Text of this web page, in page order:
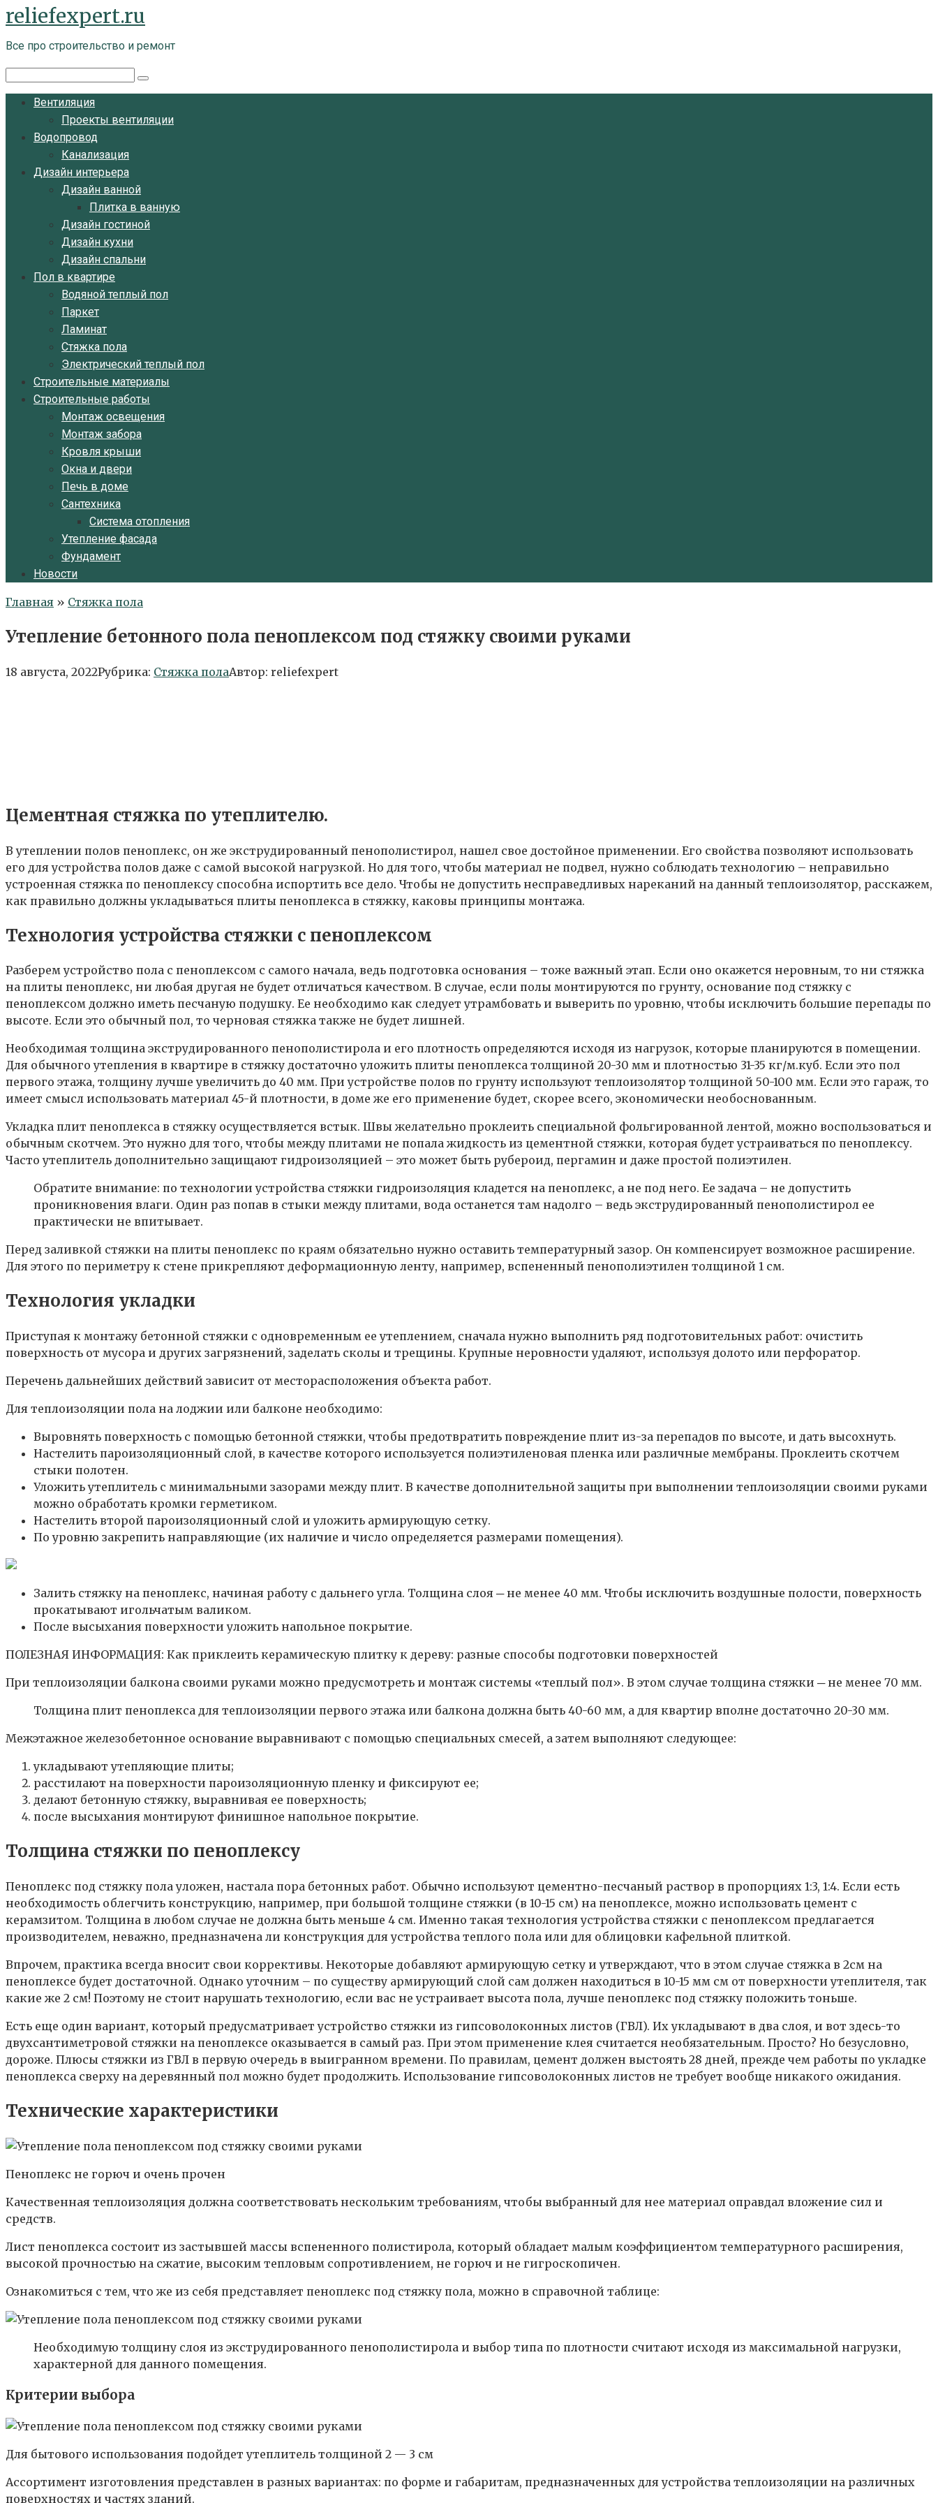
Перейти
к
контенту
reliefexpert.ru
Все про строительство и ремонт
Вентиляция
Проекты вентиляции
Водопровод
Канализация
Дизайн интерьера
Дизайн ванной
Плитка в ванную
Дизайн гостиной
Дизайн кухни
Дизайн спальни
Пол в квартире
Водяной теплый пол
Паркет
Ламинат
Стяжка пола
Электрический теплый пол
Строительные материалы
Строительные работы
Монтаж освещения
Монтаж забора
Кровля крыши
Окна и двери
Печь в доме
Сантехника
Система отопления
Утепление фасада
Фундамент
Новости
Главная » Стяжка пола
Утепление бетонного пола пеноплексом под стяжку своими руками
18 августа, 2022Рубрика: Стяжка полаАвтор: reliefexpert
Цементная стяжка по утеплителю.
В утеплении полов пеноплекс, он же экструдированный пенополистирол, нашел свое достойное применении. Его свойства позволяют использовать
его для устройства полов даже с самой высокой нагрузкой. Но для того, чтобы материал не подвел, нужно соблюдать технологию – неправильно
устроенная стяжка по пеноплексу способна испортить все дело. Чтобы не допустить несправедливых нареканий на данный теплоизолятор, расскажем,
как правильно должны укладываться плиты пеноплекса в стяжку, каковы принципы монтажа.
Технология устройства стяжки с пеноплексом
Разберем устройство пола с пеноплексом с самого начала, ведь подготовка основания – тоже важный этап. Если оно окажется неровным, то ни стяжка
на плиты пеноплекс, ни любая другая не будет отличаться качеством. В случае, если полы монтируются по грунту, основание под стяжку с
пеноплексом должно иметь песчаную подушку. Ее необходимо как следует утрамбовать и выверить по уровню, чтобы исключить большие перепады по
высоте. Если это обычный пол, то черновая стяжка также не будет лишней.
Необходимая толщина экструдированного пенополистирола и его плотность определяются исходя из нагрузок, которые планируются в помещении.
Для обычного утепления в квартире в стяжку достаточно уложить плиты пеноплекса толщиной 20-30 мм и плотностью 31-35 кг/м.куб. Если это пол
первого этажа, толщину лучше увеличить до 40 мм. При устройстве полов по грунту используют теплоизолятор толщиной 50-100 мм. Если это гараж, то
имеет смысл использовать материал 45-й плотности, в доме же его применение будет, скорее всего, экономически необоснованным.
Укладка плит пеноплекса в стяжку осуществляется встык. Швы желательно проклеить специальной фольгированной лентой, можно воспользоваться и
обычным скотчем. Это нужно для того, чтобы между плитами не попала жидкость из цементной стяжки, которая будет устраиваться по пеноплексу.
Часто утеплитель дополнительно защищают гидроизоляцией – это может быть рубероид, пергамин и даже простой полиэтилен.
Обратите внимание: по технологии устройства стяжки гидроизоляция кладется на пеноплекс, а не под него. Ее задача – не допустить
проникновения влаги. Один раз попав в стыки между плитами, вода останется там надолго – ведь экструдированный пенополистирол ее
практически не впитывает.
Перед заливкой стяжки на плиты пеноплекс по краям обязательно нужно оставить температурный зазор. Он компенсирует возможное расширение.
Для этого по периметру к стене прикрепляют деформационную ленту, например, вспененный пенополиэтилен толщиной 1 см.
Технология укладки
Приступая к монтажу бетонной стяжки с одновременным ее утеплением, сначала нужно выполнить ряд подготовительных работ: очистить
поверхность от мусора и других загрязнений, заделать сколы и трещины. Крупные неровности удаляют, используя долото или перфоратор.
Перечень дальнейших действий зависит от месторасположения объекта работ.
Для теплоизоляции пола на лоджии или балконе необходимо:
Выровнять поверхность с помощью бетонной стяжки, чтобы предотвратить повреждение плит из-за перепадов по высоте, и дать высохнуть.
Настелить пароизоляционный слой, в качестве которого используется полиэтиленовая пленка или различные мембраны. Проклеить скотчем
стыки полотен.
Уложить утеплитель с минимальными зазорами между плит. В качестве дополнительной защиты при выполнении теплоизоляции своими руками
можно обработать кромки герметиком.
Настелить второй пароизоляционный слой и уложить армирующую сетку.
По уровню закрепить направляющие (их наличие и число определяется размерами помещения).
Залить стяжку на пеноплекс, начиная работу с дальнего угла. Толщина слоя ─ не менее 40 мм. Чтобы исключить воздушные полости, поверхность
прокатывают игольчатым валиком.
После высыхания поверхности уложить напольное покрытие.
ПОЛЕЗНАЯ ИНФОРМАЦИЯ: Как приклеить керамическую плитку к дереву: разные способы подготовки поверхностей
При теплоизоляции балкона своими руками можно предусмотреть и монтаж системы «теплый пол». В этом случае толщина стяжки ─ не менее 70 мм.
Толщина плит пеноплекса для теплоизоляции первого этажа или балкона должна быть 40-60 мм, а для квартир вполне достаточно 20-30 мм.
Межэтажное железобетонное основание выравнивают с помощью специальных смесей, а затем выполняют следующее:
укладывают утепляющие плиты;
расстилают на поверхности пароизоляционную пленку и фиксируют ее;
делают бетонную стяжку, выравнивая ее поверхность;
после высыхания монтируют финишное напольное покрытие.
Толщина стяжки по пеноплексу
Пеноплекс под стяжку пола уложен, настала пора бетонных работ. Обычно используют цементно-песчаный раствор в пропорциях 1:3, 1:4. Если есть
необходимость облегчить конструкцию, например, при большой толщине стяжки (в 10-15 см) на пеноплексе, можно использовать цемент с
керамзитом. Толщина в любом случае не должна быть меньше 4 см. Именно такая технология устройства стяжки с пеноплексом предлагается
производителем, неважно, предназначена ли конструкция для устройства теплого пола или для облицовки кафельной плиткой.
Впрочем, практика всегда вносит свои коррективы. Некоторые добавляют армирующую сетку и утверждают, что в этом случае стяжка в 2см на
пеноплексе будет достаточной. Однако уточним – по существу армирующий слой сам должен находиться в 10-15 мм см от поверхности утеплителя, так
какие же 2 см! Поэтому не стоит нарушать технологию, если вас не устраивает высота пола, лучше пеноплекс под стяжку положить тоньше.
Есть еще один вариант, который предусматривает устройство стяжки из гипсоволоконных листов (ГВЛ). Их укладывают в два слоя, и вот здесь-то
двухсантиметровой стяжки на пеноплексе оказывается в самый раз. При этом применение клея считается необязательным. Просто? Но безусловно,
дороже. Плюсы стяжки из ГВЛ в первую очередь в выигранном времени. По правилам, цемент должен выстоять 28 дней, прежде чем работы по укладке
пеноплекса сверху на деревянный пол можно будет продолжить. Использование гипсоволоконных листов не требует вообще никакого ожидания.
Технические характеристики
Пеноплекс не горюч и очень прочен
Качественная теплоизоляция должна соответствовать нескольким требованиям, чтобы выбранный для нее материал оправдал вложение сил и
средств.
Лист пеноплекса состоит из застывшей массы вспененного полистирола, который обладает малым коэффициентом температурного расширения,
высокой прочностью на сжатие, высоким тепловым сопротивлением, не горюч и не гигроскопичен.
Ознакомиться с тем, что же из себя представляет пеноплекс под стяжку пола, можно в справочной таблице:
Необходимую толщину слоя из экструдированного пенополистирола и выбор типа по плотности считают исходя из максимальной нагрузки,
характерной для данного помещения.
Критерии выбора
Для бытового использования подойдет утеплитель толщиной 2 — 3 см
Ассортимент изготовления представлен в разных вариантах: по форме и габаритам, предназначенных для устройства теплоизоляции на различных
поверхностях и частях зданий.